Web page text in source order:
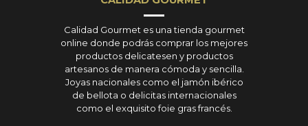
Calidad Gourmet es una tienda gourmet
online donde podrás comprar los mejores
productos delicatesen y productos
artesanos de manera cómoda y sencilla.
Joyas nacionales como el jamón ibérico
de bellota o delicitas internacionales
como el exquisito foie gras francés.